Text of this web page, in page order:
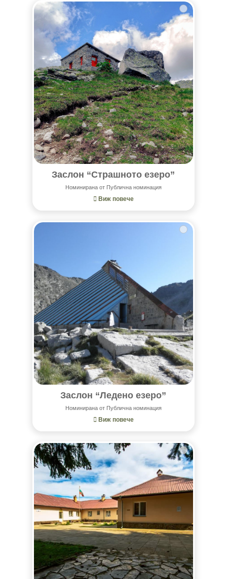
Заслон “Страшното езеро”
Номинирана от Публична номинация
Виж повече
Заслон “Ледено езеро”
Номинирана от Публична номинация
Виж повече